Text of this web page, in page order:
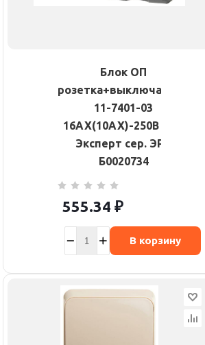
Блок ОП
розетка+выключатель
11-7401-03
16АХ(10AX)-250В IP54
Эксперт сер. ЭРА
Б0020734
555.34 ₽
В корзину